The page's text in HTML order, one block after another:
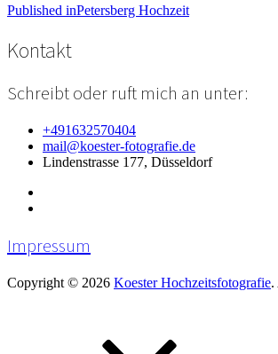
Beitragsnavigation
Published inPetersberg Hochzeit
Kontakt
Schreibt oder ruft mich an unter:
+491632570404
mail@koester-fotografie.de
Lindenstrasse 177, Düsseldorf
Impressum
Copyright © 2026 Koester Hochzeitsfotografie.